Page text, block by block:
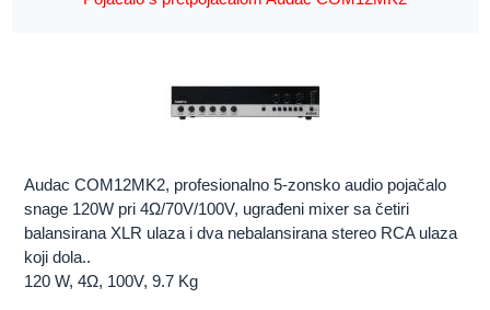
Audac COM12MK2, profesionalno 5-zonsko audio pojačalo
snage 120W pri 4Ω/70V/100V, ugrađeni mixer sa četiri
balansirana XLR ulaza i dva nebalansirana stereo RCA ulaza
koji dola..
120 W, 4Ω, 100V, 9.7 Kg